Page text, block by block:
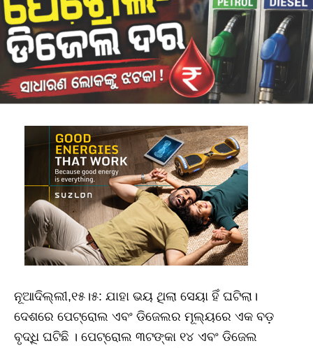
ନୂଆଦିଲ୍ଲୀ,୧୫।୫: ଯାହା ଭୟ ଥିଲା ସେୟା ହିଁ ଘଟିଲା।
ଦେଶରେ ପେଟ୍ରୋଲ ଏବଂ ଡିଜେଲର ମୂଲ୍ୟରେ ଏକ ବଡ଼
ବୃଦ୍ଧି ଘଟିଛି । ପେଟ୍ରୋଲ ୩ଟଙ୍କା ୧୪ ଏବଂ ଡିଜେଲ